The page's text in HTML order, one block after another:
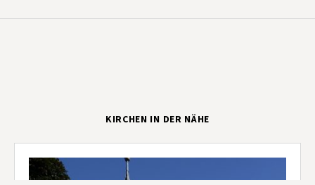
KIRCHEN IN DER NÄHE